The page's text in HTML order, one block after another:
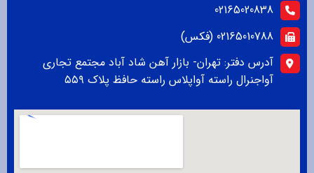
02165020838
02165010788 (فکس)
آدرس دفتر: تهران- بازار آهن شاد آباد مجتمع تجاری
آواجنرال راسته آواپلاس راسته حافظ پلاک ۵۵۹